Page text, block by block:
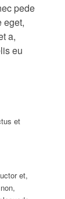
pede
eget,
a,
eu
et
et,